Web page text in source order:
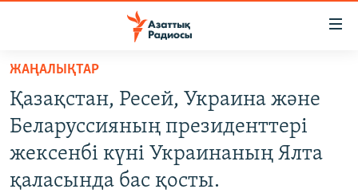
Skip
main
content
to
main
САЯСАТ
AZATTYQTV
ҚАҢТАР ОҚИҒАСЫ
ЖАҢАЛЫҚТАР
Қазақстан, Ресей, Украина және
Беларуссияның президенттері
жексенбі күні Украинаның Ялта
қаласында бас қосты.